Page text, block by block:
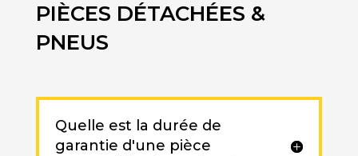
PIÈCES DÉTACHÉES &
PNEUS
Quelle est la durée de
garantie d'une pièce